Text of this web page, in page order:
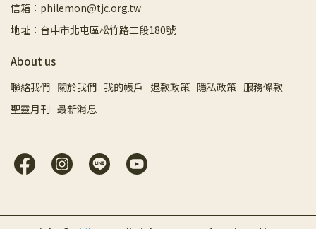
信箱：philemon@tjc.org.tw
地址：台中市北屯區松竹路二段180號
About us
聯絡我們 關於我們 我的帳戶 退款政策 隱私政策 服務條款
聖靈月刊 最新消息